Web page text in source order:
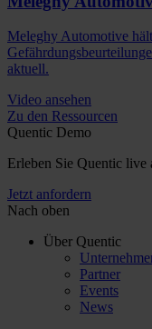
Meleghy Automotive
aktuell.
Video ansehen
Zu den Ressourcen
Quentic Demo
Erleben Sie Quentic
Jetzt anfordern
Nach oben
Über Quentic
Partner
Events
News